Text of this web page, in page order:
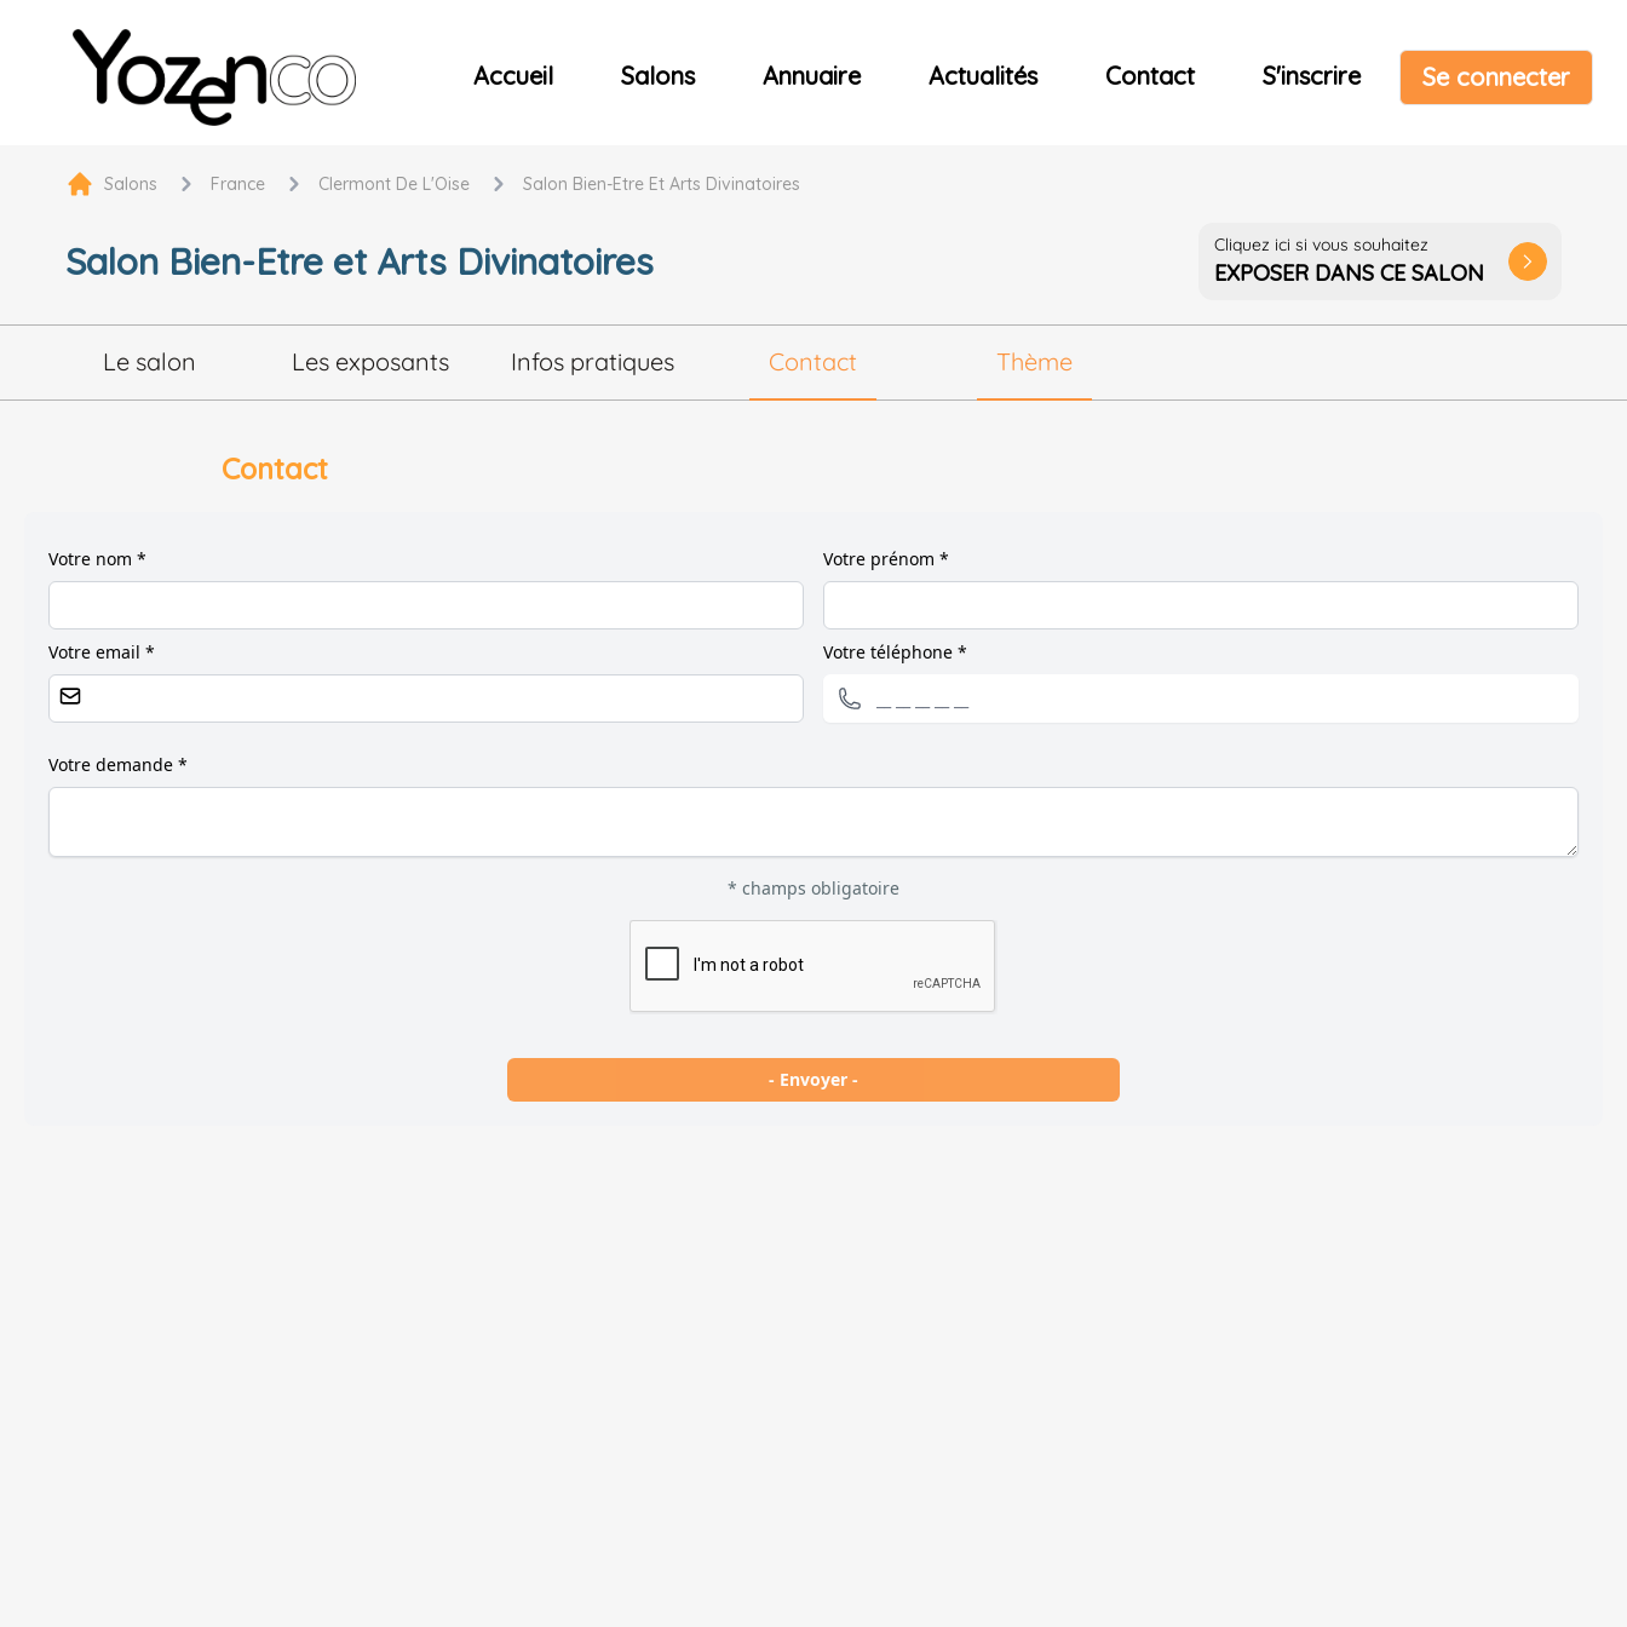
Yozenco - Organisateur de Salons, Evénements et Concerts
Accueil Salons Annuaire Actualités Contact S'inscrire Se connecter
Salons France Clermont De L'Oise Salon Bien-Etre Et Arts Divinatoires
Salon Bien-Etre et Arts Divinatoires Cliquez ici si vous souhaitez
EXPOSER DANS CE SALON arrow_forward_ios
Le salon Les exposants Infos pratiques Contact Thème
Contact
Votre nom *
Votre email *
Votre prénom *
Votre téléphone *
Votre demande *
* champs obligatoire
- Envoyer -